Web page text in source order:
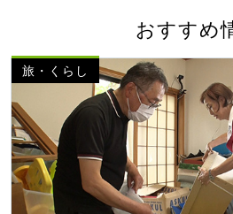
おすすめ
旅・くらし